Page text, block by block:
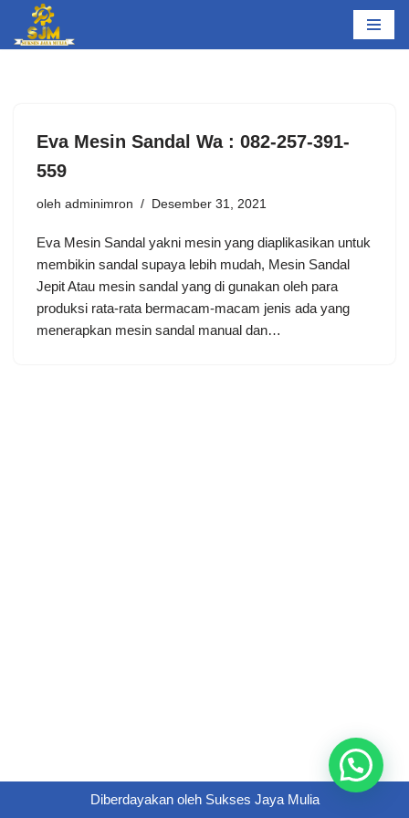
Lompat
Eva Mesin Sandal Wa : 082-257-391-
559
oleh adminimron Desember 31, 2021
Eva Mesin Sandal yakni mesin yang diaplikasikan untuk
membikin sandal supaya lebih mudah, Mesin Sandal
Jepit Atau mesin sandal yang di gunakan oleh para
produksi rata-rata bermacam-macam jenis ada yang
menerapkan mesin sandal manual dan…
Diberdayakan oleh Sukses Jaya Mulia